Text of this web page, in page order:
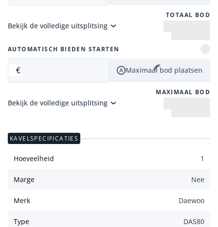
TOTAAL BOD
Bekijk de volledige uitsplitsing
AUTOMATISCH BIEDEN STARTEN
€ Maximaal bod plaatsen
MAXIMAAL BOD
Bekijk de volledige uitsplitsing
KAVELSPECIFICATIES
Hoeveelheid 1
Marge Nee
Merk Daewoo
Type DAS80